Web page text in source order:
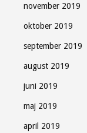
november 2019
oktober 2019
september 2019
august 2019
juni 2019
maj 2019
april 2019